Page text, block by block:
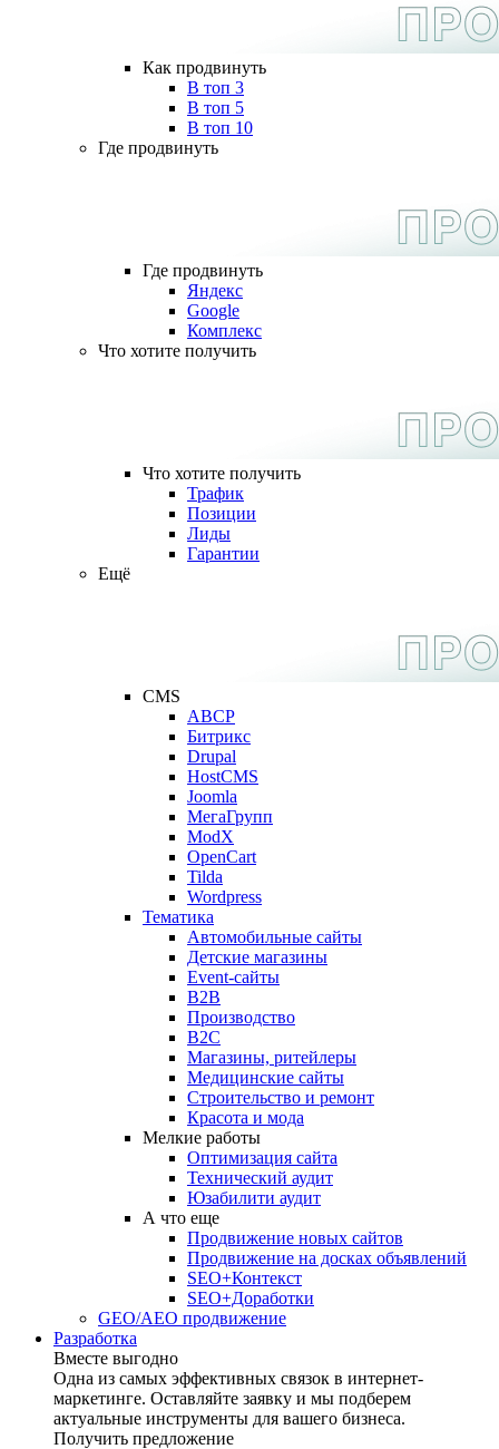
Как продвинуть
В топ 3
В топ 5
В топ 10
Где продвинуть
Где продвинуть
Яндекс
Google
Комплекс
Что хотите получить
Что хотите получить
Трафик
Позиции
Лиды
Гарантии
Ещё
CMS
ABCP
Битрикс
Drupal
HostCMS
Joomla
МегаГрупп
ModX
OpenCart
Tilda
Wordpress
Тематика
Автомобильные сайты
Детские магазины
Event-сайты
B2B
Производство
B2C
Магазины, ритейлеры
Медицинские сайты
Строительство и ремонт
Красота и мода
Мелкие работы
Оптимизация сайта
Технический аудит
Юзабилити аудит
А что еще
Продвижение новых сайтов
Продвижение на досках объявлений
SEO+Контекст
SEO+Доработки
GEO/AEO продвижение
Разработка
Вместе выгодно
Одна из самых эффективных связок в интернет-
маркетинге. Оставляйте заявку и мы подберем
актуальные инструменты для вашего бизнеса.
Получить предложение